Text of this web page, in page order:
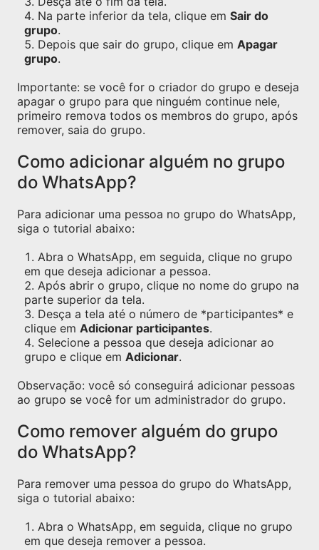
Na parte inferior da tela, clique em Sair do
grupo.
Depois que sair do grupo, clique em Apagar
grupo.
Importante: se você for o criador do grupo e deseja
apagar o grupo para que ninguém continue nele,
primeiro remova todos os membros do grupo, após
remover, saia do grupo.
Como adicionar alguém no grupo
do WhatsApp?
Para adicionar uma pessoa no grupo do WhatsApp,
siga o tutorial abaixo:
Abra o WhatsApp, em seguida, clique no grupo
em que deseja adicionar a pessoa.
Após abrir o grupo, clique no nome do grupo na
parte superior da tela.
Desça a tela até o número de *participantes* e
clique em Adicionar participantes.
Selecione a pessoa que deseja adicionar ao
grupo e clique em Adicionar.
Observação: você só conseguirá adicionar pessoas
ao grupo se você for um administrador do grupo.
Como remover alguém do grupo
do WhatsApp?
Para remover uma pessoa do grupo do WhatsApp,
siga o tutorial abaixo:
Abra o WhatsApp, em seguida, clique no grupo
em que deseja remover a pessoa.